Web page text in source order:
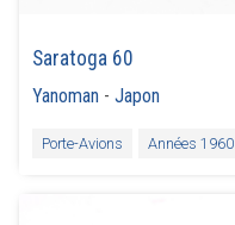
Saratoga 60
Yanoman -Japon
Porte-Avions Années 1960